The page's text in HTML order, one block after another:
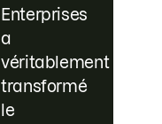
Enterprises
a
véritablement
transformé
le